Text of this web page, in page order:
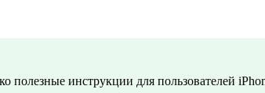
полезные инструкции для пользователей